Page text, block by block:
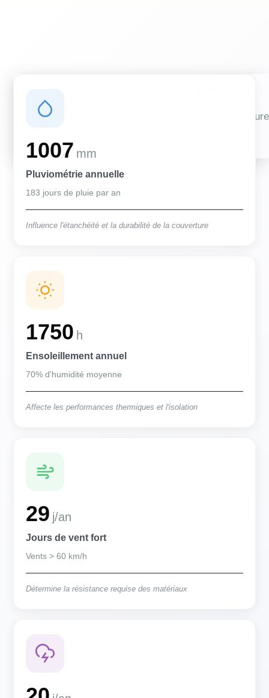
Des conditions qui influencent vos travaux de couverture
1007 mm
Pluviométrie annuelle
183 jours de pluie par an
Influence l'étanchéité et la durabilité de la couverture
1750 h
Ensoleillement annuel
70% d'humidité moyenne
Affecte les performances thermiques et l'isolation
29 j/an
Jours de vent fort
Vents > 60 km/h
Détermine la résistance requise des matériaux